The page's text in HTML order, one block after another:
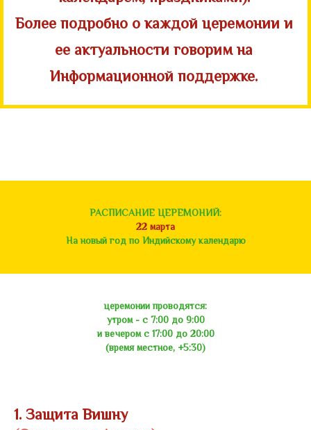
Более подробно о каждой церемонии и
ее актуальности говорим на
Информационной поддержке.
РАСПИСАНИЕ ЦЕРЕМОНИЙ:
22 марта
На новый год по Индийскому календарю
церемонии проводятся:
утром - с 7:00 до 9:00
и вечером с 17:00 до 20:00
(время местное, +5:30)
1. Защита Вишну